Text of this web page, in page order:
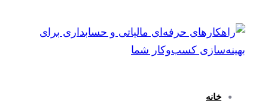
ناوبری
خانه